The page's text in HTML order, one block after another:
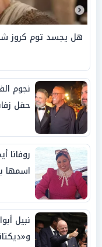
هل يجسد توم كروز
نجوم
حفل
اسمها
نبيل